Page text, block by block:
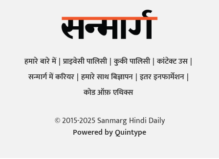
हमारे बारे में प्राइवेसी पालिसी कुकी पालिसी कांटेक्ट उस
सन्मार्ग में करियर हमारे साथ बिज्ञापन इतर इनफार्मेशन
कोड ऑफ़ एथिक्स
© 2015-2025 Sanmarg Hindi Daily
Powered byQuintype